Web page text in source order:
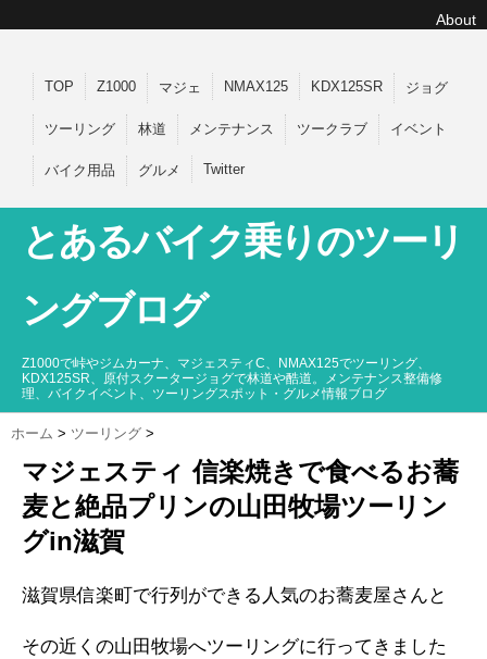
About
TOP Z1000 マジェ NMAX125 KDX125SR ジョグ
ツーリング 林道 メンテナンス ツークラブ イベント
バイク用品 グルメ Twitter
とあるバイク乗りのツーリ
ングブログ
Z1000で峠やジムカーナ、マジェスティC、NMAX125でツーリング、
KDX125SR、原付スクータージョグで林道や酷道。メンテナンス整備修
理、バイクイベント、ツーリングスポット・グルメ情報ブログ
ホーム > ツーリング >
マジェスティ 信楽焼きで食べるお蕎
麦と絶品プリンの山田牧場ツーリン
グin滋賀
滋賀県信楽町で行列ができる人気のお蕎麦屋さんと
その近くの山田牧場へツーリングに行ってきました